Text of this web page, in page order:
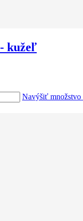
kužeľ
Navýšiť množstvo